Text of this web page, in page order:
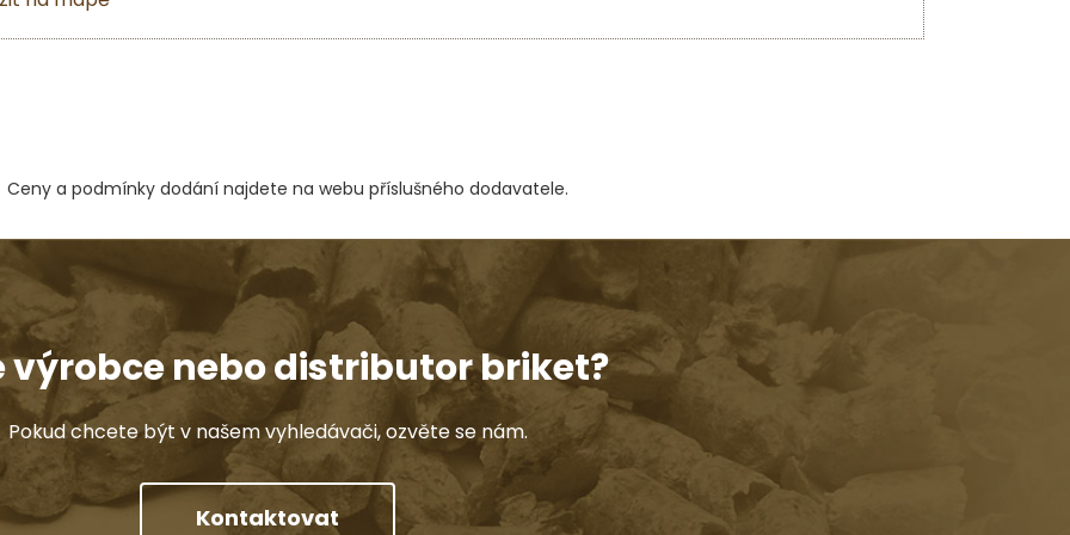
Ceny a podmínky dodání najdete na webu příslušného dodavatele.
výrobce nebo distributor briket?
Pokud chcete být v našem vyhledávači, ozvěte se nám.
Kontaktovat